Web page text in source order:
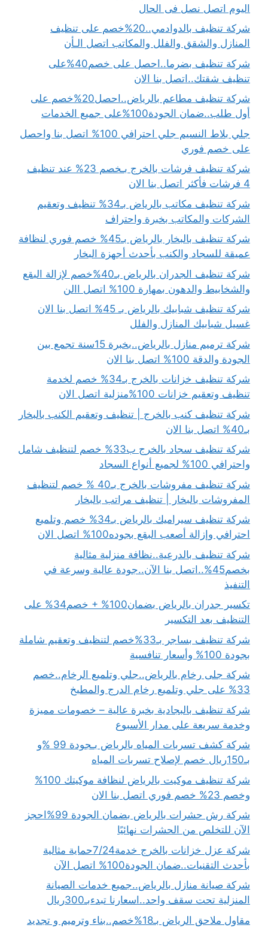
اليوم اتصل نصل فى الحال
شركة تنظيف بالدوادمي..20%خصم على تنظيف
المنازل والشقق والفلل والمكاتب اتصل الـأن
شركة تنظيف بضرما..احصل على خصم40%على
تنظيف شقتك..اتصل بنا الان
شركة تنظيف مطاعم بالرياض..احصل20%خصم على
أول طلب..ضمان الجودة100%على جميع الخدمات
جلي بلاط النسيم جلي احترافي 100% اتصل بنا واحصل
على خصم فوري
شركة تنظيف فرشات بالخرج بـخصم 23% عند تنظيف
4 فرشات فأكثر اتصل بنا الان
شركة تنظيف مكاتب بالرياض بـ34% تنظيف وتعقيم
الشركات والمكاتب بخبرة واحتراف
شركة تنظيف بالبخار بالرياض بـ45% خصم فوري لنظافة
عميقة للسجاد والكنب بأحدث أجهزة البخار
شركة تنظيف الجدران بالرياض بـ40%خصم لإزالة البقع
والشخابيط والدهون بمهارة 100% اتصل االن
شركة تنظيف شبابيك بالرياض بـ 45% اتصل بنا الان
غسيل شبابيك المنازل والفلل
شركة ترميم منازل بالرياض..بخبرة 15سنة تجمع بين
الجودة والدقة 100% اتصل بنا الان
شركة تنظيف خزانات بالخرج بـ34% خصم لخدمة
تنظيف وتعقيم خزانات 100%منزلية اتصل الان
شركة تنظيف كنب بالخرج | تنظيف وتعقيم الكنب بالبخار
بـ40% اتصل بنا الان
شركة تنظيف سجاد بالخرج ب33% خصم لتنظيف شامل
واحترافي 100% لجميع أنواع السجاد
شركة تنظيف مفروشات بالخرج بـ40 % خصم لتنظيف
المفروشات بالبخار | تنظيف مراتب بالبخار
شركة تنظيف سيراميك بالرياض بـ34% خصم وتلميع
احترافي وإزالة أصعب البقع بجوده100% اتصل الان
شركة تنظيف بالدرعية..نظافة منزلية مثالية
بخصم45%..اتصل بنا الآن..جودة عالية وسرعة في
التنفيذ
تكسير جدران بالرياض بضمان100% + خصم34% على
التنظيف بعد التكسير
شركة تنظيف بساجر بـ33%خصم لتنظيف وتعقيم شاملة
بجودة 100% وأسعار تنافسية
شركة جلى رخام بالرياض..جلي وتلميع الرخام..خصم
33% على جلي وتلميع رخام الدرج والمطبخ
شركة تنظيف بالبجادية بخبرة عالية – خصومات مميزة
وخدمة سريعة على مدار الأسبوع
شركة كشف تسربات المياه بالرياض بـجودة 99 %و
بـ150ريال خصم لإصلاح تسربات المياه
شركة تنظيف موكيت بالرياض لنظافة موكيتك 100%
وخصم 23% خصم فوري اتصل بنا الان
شركة رش حشرات بالرياض بضمان الجودة 99%احجز
الآن للتخلص من الحشرات نهائيًا
شركة عزل خزانات بالخرج خدمة7/24حماية مثالية
بأحدث التقنيات..ضمان الجودة100% اتصل الآن
شركة صيانة منازل بالرياض..جميع خدمات الصيانة
المنزلية تحت سقف واحد..اسعارنا تبدءبـ300ريال
مقاول ملاحق الرياض بـ18%خصم..بناء وترميم و تجديد